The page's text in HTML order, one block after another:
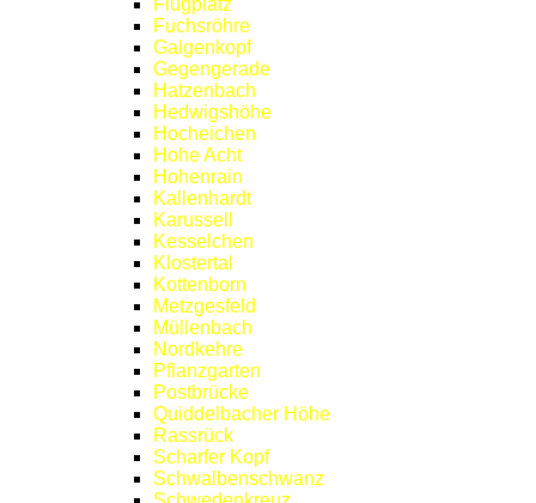
Fuchsröhre
Galgenkopf
Gegengerade
Hatzenbach
Hedwigshöhe
Hocheichen
Hohe Acht
Hohenrain
Kallenhardt
Karussell
Kesselchen
Klostertal
Kottenborn
Metzgesfeld
Müllenbach
Nordkehre
Pflanzgarten
Postbrücke
Quiddelbacher Höhe
Rassrück
Scharfer Kopf
Schwalbenschwanz